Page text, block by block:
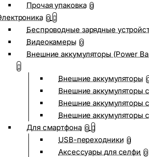
Прочая упаковка 0
0
Беспроводные зарядные
Видеокамеры 0
Внешние аккумуляторы (Power
Внешние аккумуляторы
Внешние аккумуляторы
Внешние аккумуляторы
Внешние аккумуляторы
Для смартфона 0
USB-переходники 0
Аксессуары для селфи 0